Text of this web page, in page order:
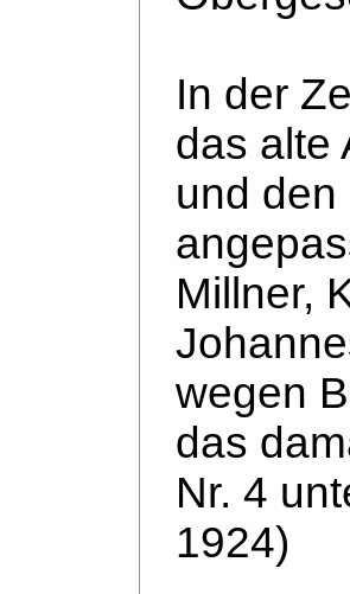
In der
das alte
und
Millner,
wegen
das
Nr. 4
1924)